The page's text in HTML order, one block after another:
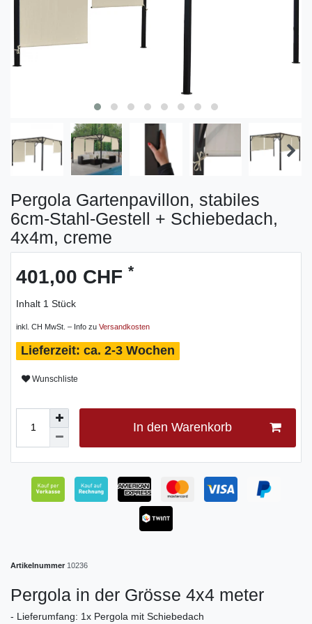
Pergola Gartenpavillon, stabiles
6cm-Stahl-Gestell + Schiebedach,
4x4m, creme
401,00 CHF *
Inhalt 1 Stück
inkl. CH MwSt. – Info zu Versandkosten
ca. 2-3 Wochen
Wunschliste
In den Warenkorb
Artikelnummer 10236
Pergola in der Grösse 4x4 meter
- Lieferumfang: 1x Pergola mit Schiebedach